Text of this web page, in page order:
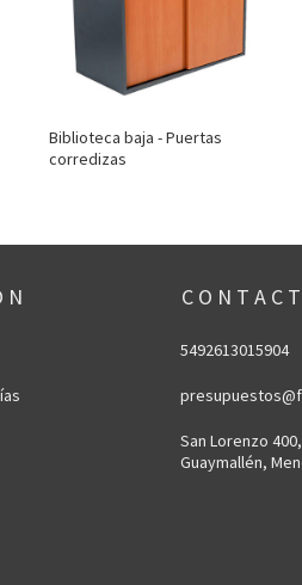
Biblioteca baja - Puertas
corredizas
N C O N T A C
5492613015904
San Lorenzo
Guaymallén,